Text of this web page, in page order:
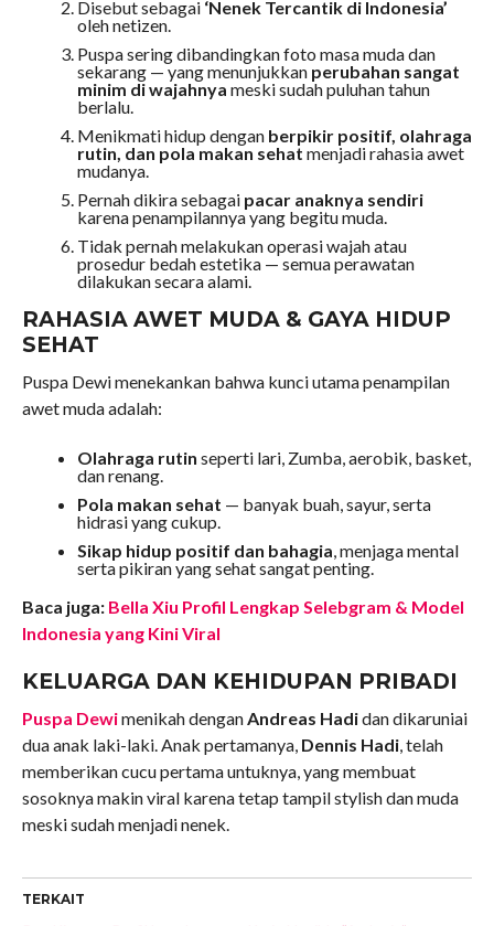
Disebut sebagai ‘Nenek Tercantik di Indonesia’
oleh netizen.
Puspa sering dibandingkan foto masa muda dan
sekarang — yang menunjukkan perubahan sangat
minim di wajahnya meski sudah puluhan tahun
berlalu.
Menikmati hidup dengan berpikir positif, olahraga
rutin, dan pola makan sehat menjadi rahasia awet
mudanya.
Pernah dikira sebagai pacar anaknya sendiri
karena penampilannya yang begitu muda.
Tidak pernah melakukan operasi wajah atau
prosedur bedah estetika — semua perawatan
dilakukan secara alami.
RAHASIA AWET MUDA & GAYA HIDUP
SEHAT
Puspa Dewi menekankan bahwa kunci utama penampilan
awet muda adalah:
Olahraga rutin seperti lari, Zumba, aerobik, basket,
dan renang.
Pola makan sehat — banyak buah, sayur, serta
hidrasi yang cukup.
Sikap hidup positif dan bahagia , menjaga mental
serta pikiran yang sehat sangat penting.
Baca juga: Bella Xiu Profil Lengkap Selebgram & Model
Indonesia yang Kini Viral
KELUARGA DAN KEHIDUPAN PRIBADI
Puspa Dewimenikah dengan Andreas Hadidan dikaruniai
dua anak laki-laki. Anak pertamanya, Dennis Hadi, telah
memberikan cucu pertama untuknya, yang membuat
sosoknya makin viral karena tetap tampil stylish dan muda
meski sudah menjadi nenek.
TERKAIT